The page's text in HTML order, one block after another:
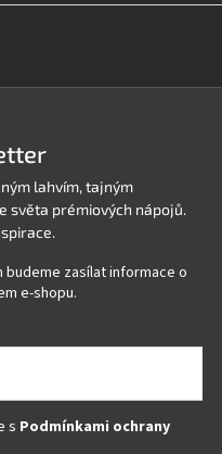
budeme zasílat informace o
e-shopu.
s Podmínkami ochrany